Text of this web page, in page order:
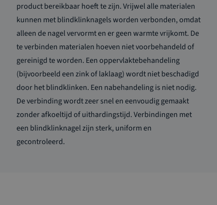
product bereikbaar hoeft te zijn. Vrijwel alle materialen
kunnen met blindklinknagels worden verbonden, omdat
alleen de nagel vervormt en er geen warmte vrijkomt. De
te verbinden materialen hoeven niet voorbehandeld of
gereinigd te worden. Een oppervlaktebehandeling
(bijvoorbeeld een zink of laklaag) wordt niet beschadigd
door het blindklinken. Een nabehandeling is niet nodig.
De verbinding wordt zeer snel en eenvoudig gemaakt
zonder afkoeltijd of uithardingstijd. Verbindingen met
een blindklinknagel zijn sterk, uniform en
gecontroleerd.